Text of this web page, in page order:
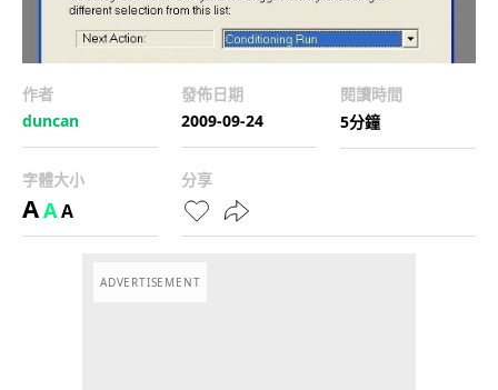
作者
duncan
發佈日期
2009-09-24
閱讀時間
5分鐘
字體大小
AAA
分享
ADVERTISEMENT